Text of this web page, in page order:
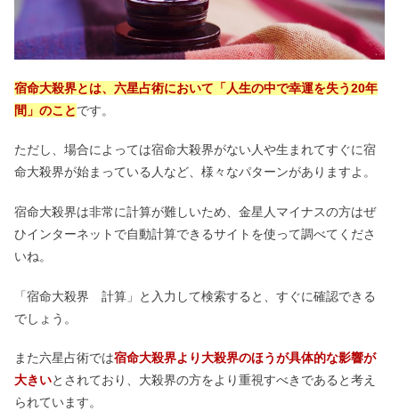
宿命大殺界とは、六星占術において「人生の中で幸運を失う20年
間」のことです。
ただし、場合によっては宿命大殺界がない人や生まれてすぐに宿
命大殺界が始まっている人など、様々なパターンがありますよ。
宿命大殺界は非常に計算が難しいため、金星人マイナスの方はぜ
ひインターネットで自動計算できるサイトを使って調べてくださ
いね。
「宿命大殺界 計算」と入力して検索すると、すぐに確認できる
でしょう。
また六星占術では宿命大殺界より大殺界のほうが具体的な影響が
大きいとされており、大殺界の方をより重視すべきであると考え
られています。